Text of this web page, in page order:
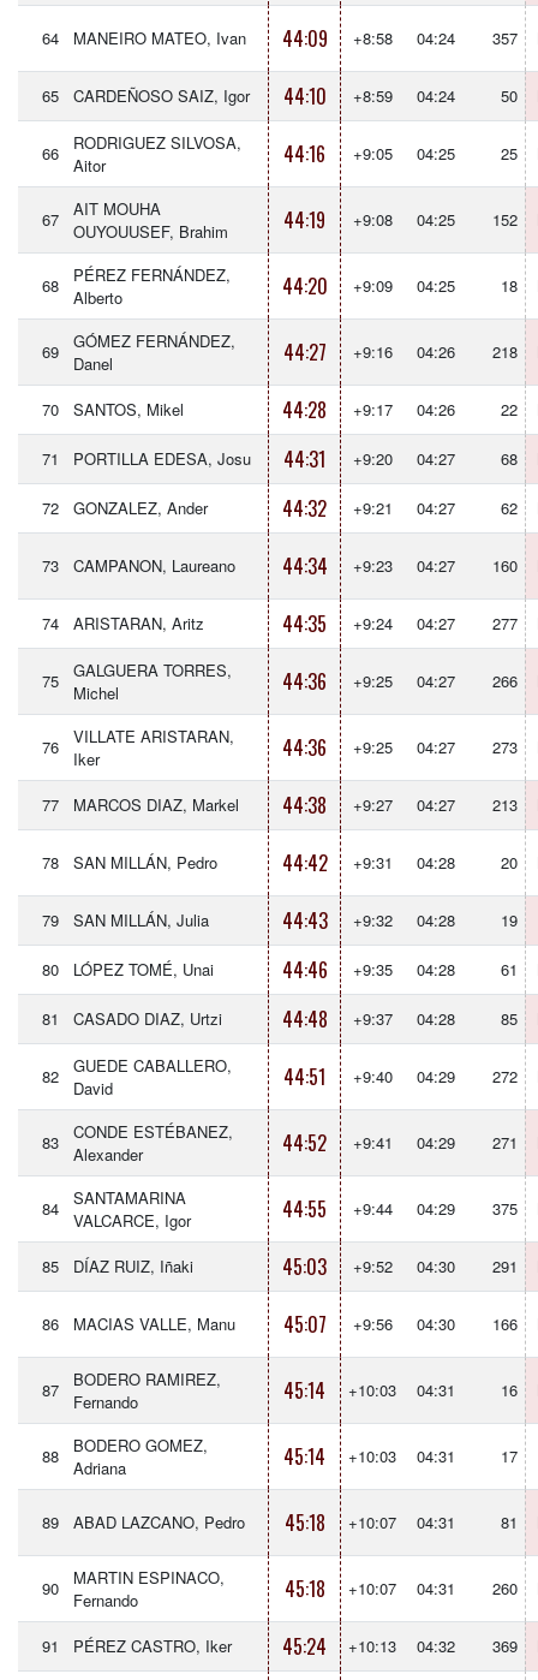
64 MANEIRO MATEO, Ivan 44:09 +8:58 04:24 357
65 CARDEÑOSO SAIZ, Igor 44:10 +8:59 04:24 50
66
RODRIGUEZ SILVOSA,
Aitor
44:16 +9:05 04:25 25
67
AIT MOUHA
OUYOUUSEF, Brahim
44:19 +9:08 04:25 152
68
PÉREZ FERNÁNDEZ,
Alberto
44:20 +9:09 04:25 18
69
GÓMEZ FERNÁNDEZ,
Danel
44:27 +9:16 04:26 218
70 SANTOS, Mikel 44:28 +9:17 04:26 22
71 PORTILLA EDESA, Josu 44:31 +9:20 04:27 68
72 GONZALEZ, Ander 44:32 +9:21 04:27 62
73 CAMPANON, Laureano 44:34 +9:23 04:27 160
74 ARISTARAN, Aritz 44:35 +9:24 04:27 277
75
GALGUERA TORRES,
Michel
44:36 +9:25 04:27 266
76
VILLATE ARISTARAN,
Iker
44:36 +9:25 04:27 273
77 MARCOS DIAZ, Markel 44:38 +9:27 04:27 213
78 SAN MILLÁN, Pedro 44:42 +9:31 04:28 20
79 SAN MILLÁN, Julia 44:43 +9:32 04:28 19
80 LÓPEZ TOMÉ, Unai 44:46 +9:35 04:28 61
81 CASADO DIAZ, Urtzi 44:48 +9:37 04:28 85
82
GUEDE CABALLERO,
David
44:51 +9:40 04:29 272
83
CONDE ESTÉBANEZ,
Alexander
44:52 +9:41 04:29 271
84
SANTAMARINA
VALCARCE, Igor
44:55 +9:44 04:29 375
85 DÍAZ RUIZ, Iñaki 45:03 +9:52 04:30 291
86 MACIAS VALLE, Manu 45:07 +9:56 04:30 166
87
BODERO RAMIREZ,
Fernando
45:14 +10:03 04:31 16
88
BODERO GOMEZ,
Adriana
45:14 +10:03 04:31 17
89 ABAD LAZCANO, Pedro 45:18 +10:07 04:31 81
90
MARTIN ESPINACO,
Fernando
45:18 +10:07 04:31 260
91 PÉREZ CASTRO, Iker 45:24 +10:13 04:32 369